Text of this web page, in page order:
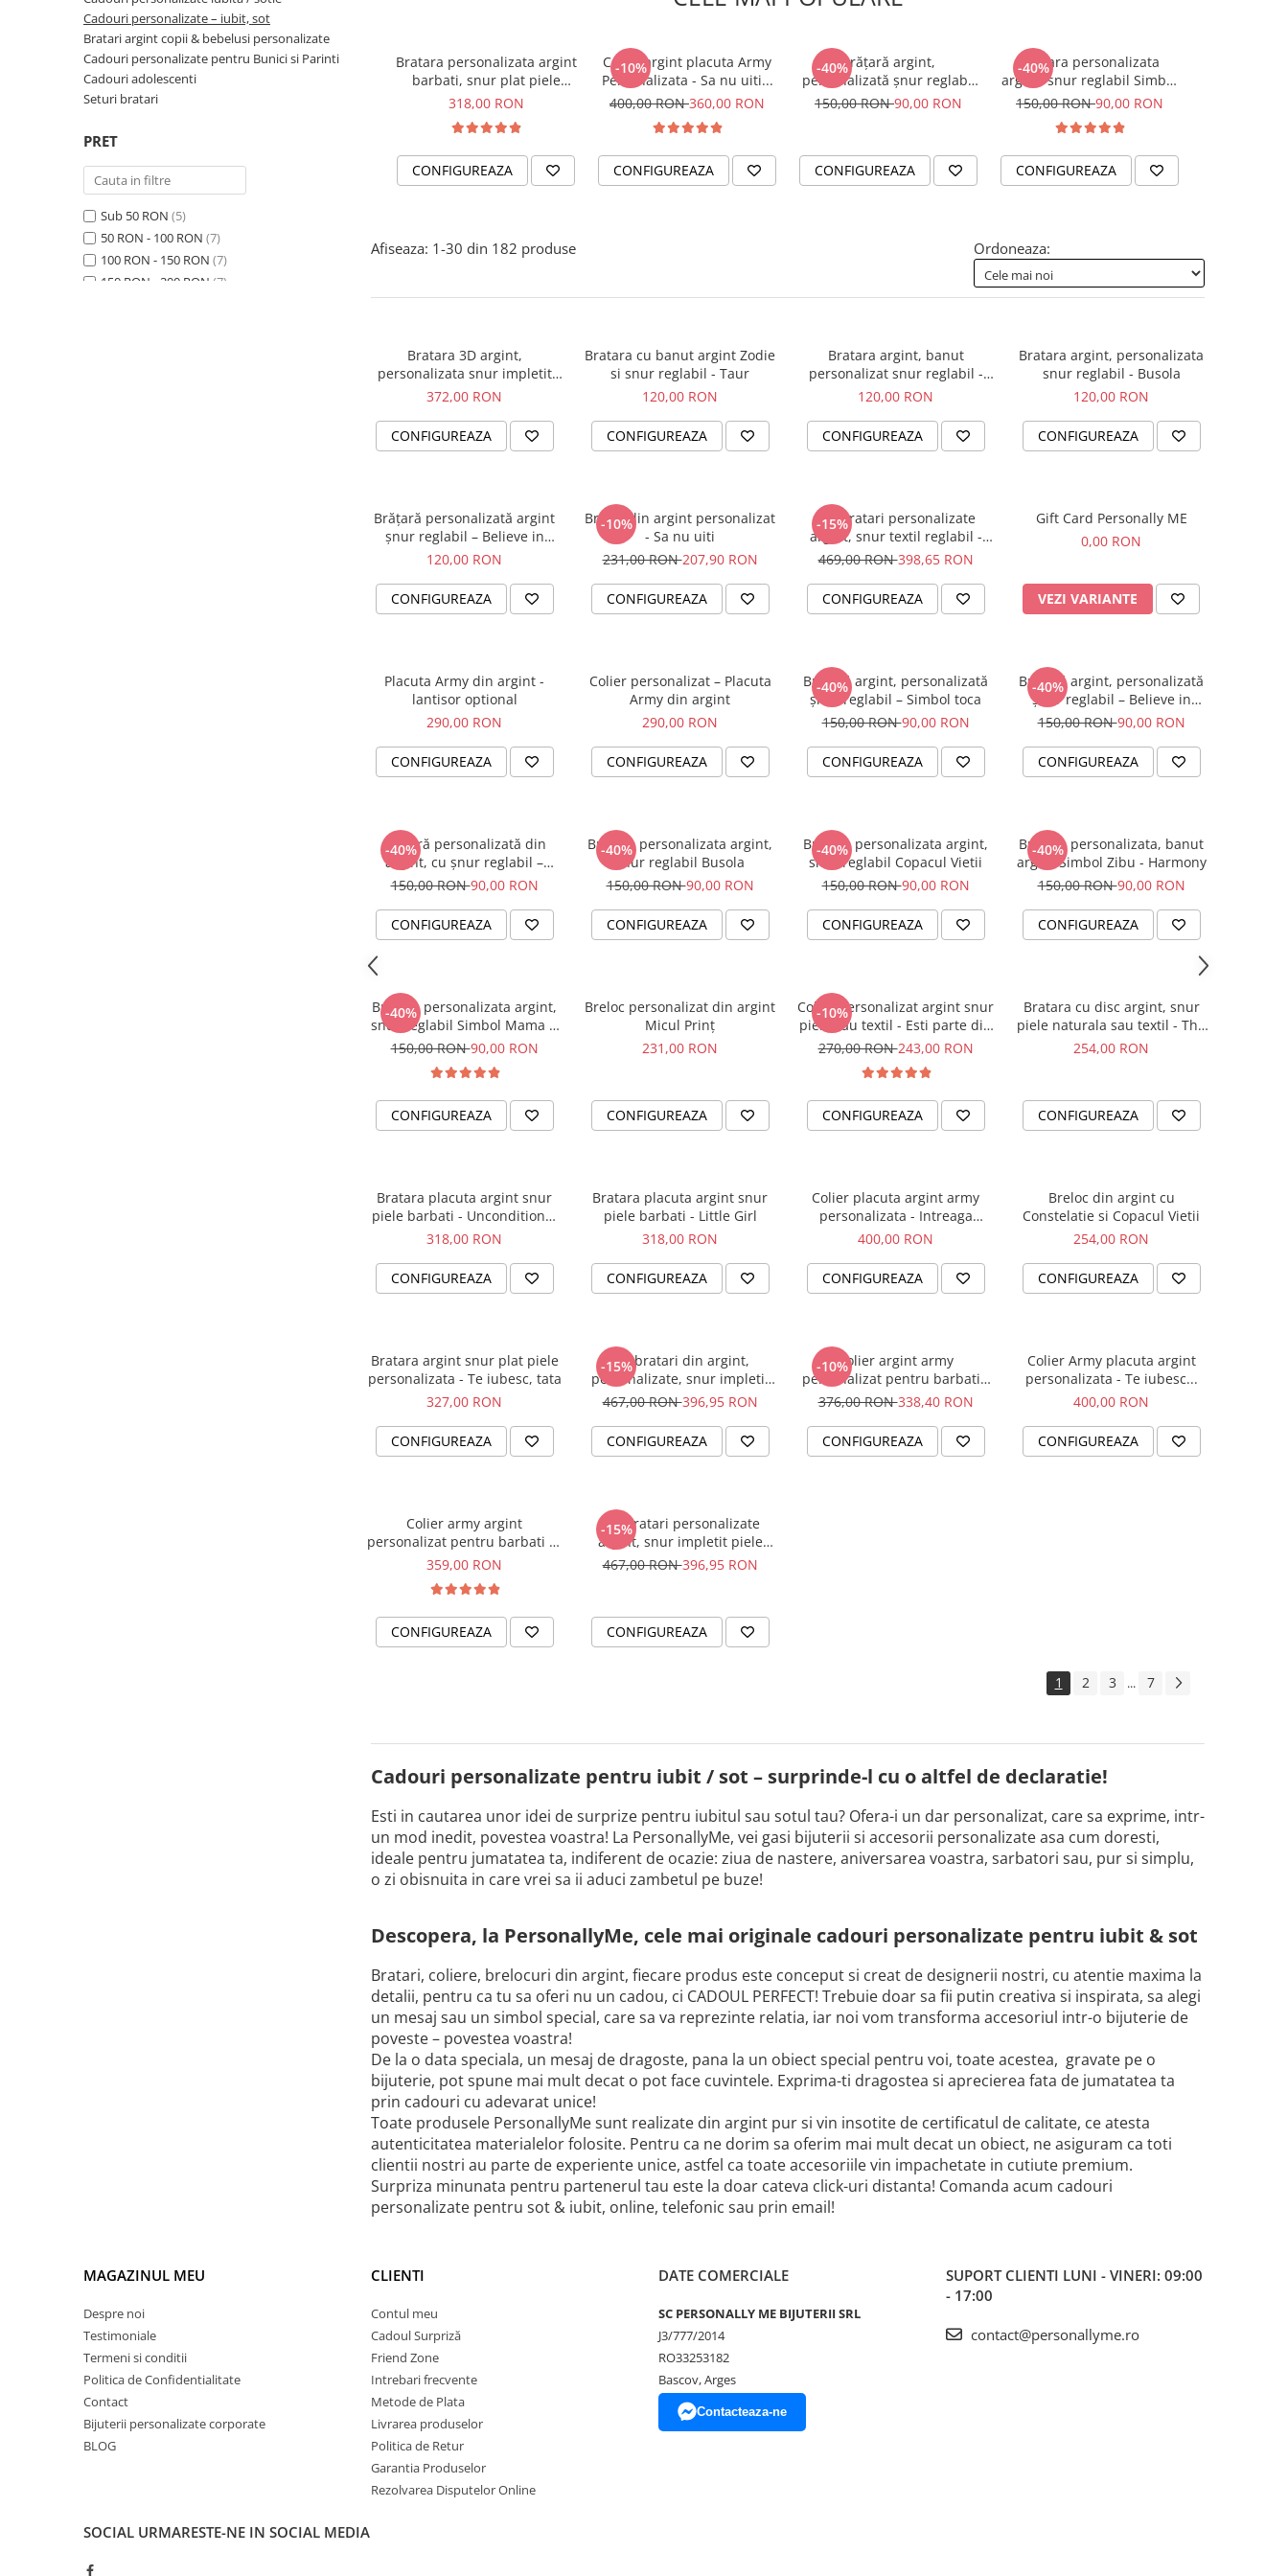
Cadouri personalizate – iubit, sot
Bratari argint copii & bebelusi personalizate
Cadouri personalizate pentru Bunici si Parinti
Cadouri adolescenti
Seturi bratari
PRET
Sub 50 RON (5)
50 RON - 100 RON (7)
100 RON - 150 RON (7)
150 RON - 200 RON (7)
Bratara personalizata argint
barbati, snur plat piele
naturala - Sa nu uiti...
318,00 RON
CONFIGUREAZA
-10%
Colier argint placuta Army
Personalizata - Sa nu uiti...
400,00 RON360,00 RON
CONFIGUREAZA
-40%Brățară argint,
personalizată șnur reglabil
– Believe in Yourself
150,00 RON90,00 RON
CONFIGUREAZA
-40%
Bratara personalizata
argint, snur reglabil Simbol
Mama & Bebe
150,00 RON90,00 RON
CONFIGUREAZA
Afiseaza: 1-30 din 182 produse Ordoneaza:
Bratara 3D argint,
personalizata snur impletit
piele naturala - Sa nu uiti...
372,00 RON
CONFIGUREAZA
Bratara cu banut argint Zodie
si snur reglabil - Taur
120,00 RON
CONFIGUREAZA
Bratara argint, banut
personalizat snur reglabil -
Simbol Unconditional Love
120,00 RON
CONFIGUREAZA
Bratara argint, personalizata
snur reglabil - Busola
120,00 RON
CONFIGUREAZA
Brățară personalizată argint
șnur reglabil – Believe in
Yourself
120,00 RON
CONFIGUREAZA
-10%
Breloc din argint personalizat
- Sa nu uiti
231,00 RON207,90 RON
CONFIGUREAZA
-15%
Set bratari personalizate
argint, snur textil reglabil -
Family
469,00 RON398,65 RON
CONFIGUREAZA
Gift Card Personally ME
0,00 RON
VEZI VARIANTE
Placuta Army din argint -
lantisor optional
290,00 RON
CONFIGUREAZA
Colier personalizat – Placuta
Army din argint
290,00 RON
CONFIGUREAZA
-40%
Brățară argint, personalizată
șnur reglabil – Simbol toca
150,00 RON90,00 RON
CONFIGUREAZA
-40%
Brățară argint, personalizată
șnur reglabil – Believe in
Yourself
150,00 RON90,00 RON
CONFIGUREAZA
-40%
Brățară personalizată din
argint, cu șnur reglabil –
simbol Soare
150,00 RON90,00 RON
CONFIGUREAZA
-40%
Bratara personalizata argint,
snur reglabil Busola
150,00 RON90,00 RON
CONFIGUREAZA
-40%
Bratara personalizata argint,
snur reglabil Copacul Vietii
150,00 RON90,00 RON
CONFIGUREAZA
-40%
Bratara personalizata, banut
argint Simbol Zibu - Harmony
150,00 RON90,00 RON
CONFIGUREAZA
-40%
Bratara personalizata argint,
snur reglabil Simbol Mama &
Bebe
150,00 RON90,00 RON
CONFIGUREAZA
Breloc personalizat din argint
Micul Prinț
231,00 RON
CONFIGUREAZA
-10%
Colier personalizat argint snur
piele sau textil - Esti parte din
noi...
270,00 RON243,00 RON
CONFIGUREAZA
Bratara cu disc argint, snur
piele naturala sau textil - The
Circle of Love
254,00 RON
CONFIGUREAZA
Bratara placuta argint snur
piele barbati - Unconditional
Love
318,00 RON
CONFIGUREAZA
Bratara placuta argint snur
piele barbati - Little Girl
318,00 RON
CONFIGUREAZA
Colier placuta argint army
personalizata - Intreaga
lume...
400,00 RON
CONFIGUREAZA
Breloc din argint cu
Constelatie si Copacul Vietii
254,00 RON
CONFIGUREAZA
Bratara argint snur plat piele
personalizata - Te iubesc, tata
327,00 RON
CONFIGUREAZA
-15%
Set bratari din argint,
personalizate, snur impletit
piele - Family
467,00 RON396,95 RON
CONFIGUREAZA
-10%Colier argint army
personalizat pentru barbati -
Busola iubirii
376,00 RON338,40 RON
CONFIGUREAZA
Colier Army placuta argint
personalizata - Te iubesc...
400,00 RON
CONFIGUREAZA
Colier army argint
personalizat pentru barbati - I
am
359,00 RON
CONFIGUREAZA
-15%
Set bratari personalizate
argint, snur impletit piele
naturala - Cadou Nunta
467,00 RON396,95 RON
CONFIGUREAZA
1 2 3 ... 7
Cadouri personalizate pentru iubit / sot – surprinde-l cu o altfel de declaratie!
Esti in cautarea unor idei de surprize pentru iubitul sau sotul tau? Ofera-i un dar personalizat, care sa exprime, intr-
un mod inedit, povestea voastra! La PersonallyMe, vei gasi bijuterii si accesorii personalizate asa cum doresti,
ideale pentru jumatatea ta, indiferent de ocazie: ziua de nastere, aniversarea voastra, sarbatori sau, pur si simplu,
o zi obisnuita in care vrei sa ii aduci zambetul pe buze!
Descopera, la PersonallyMe, cele mai originale cadouri personalizate pentru iubit & sot
Bratari, coliere, brelocuri din argint, fiecare produs este conceput si creat de designerii nostri, cu atentie maxima la
detalii, pentru ca tu sa oferi nu un cadou, ci CADOUL PERFECT! Trebuie doar sa fii putin creativa si inspirata, sa alegi
un mesaj sau un simbol special, care sa va reprezinte relatia, iar noi vom transforma accesoriul intr-o bijuterie de
poveste – povestea voastra!
De la o data speciala, un mesaj de dragoste, pana la un obiect special pentru voi, toate acestea, gravate pe o
bijuterie, pot spune mai mult decat o pot face cuvintele. Exprima-ti dragostea si aprecierea fata de jumatatea ta
prin cadouri cu adevarat unice!
Toate produsele PersonallyMe sunt realizate din argint pur si vin insotite de certificatul de calitate, ce atesta
autenticitatea materialelor folosite. Pentru ca ne dorim sa oferim mai mult decat un obiect, ne asiguram ca toti
clientii nostri au parte de experiente unice, astfel ca toate accesoriile vin impachetate in cutiute premium.
Surpriza minunata pentru partenerul tau este la doar cateva click-uri distanta! Comanda acum cadouri
personalizate pentru sot & iubit, online, telefonic sau prin email!
MAGAZINUL MEU
Despre noi
Testimoniale
Termeni si conditii
Politica de Confidentialitate
Contact
Bijuterii personalizate corporate
BLOG
CLIENTI
Contul meu
Cadoul Surpriză
Friend Zone
Intrebari frecvente
Metode de Plata
Livrarea produselor
Politica de Retur
Garantia Produselor
Rezolvarea Disputelor Online
DATE COMERCIALE
SC PERSONALLY ME BIJUTERII SRL
J3/777/2014
RO33253182
Bascov, Arges
Contacteaza-ne
SUPORT CLIENTI LUNI - VINERI: 09:00
- 17:00
contact@personallyme.ro
SOCIAL URMARESTE-NE IN SOCIAL MEDIA